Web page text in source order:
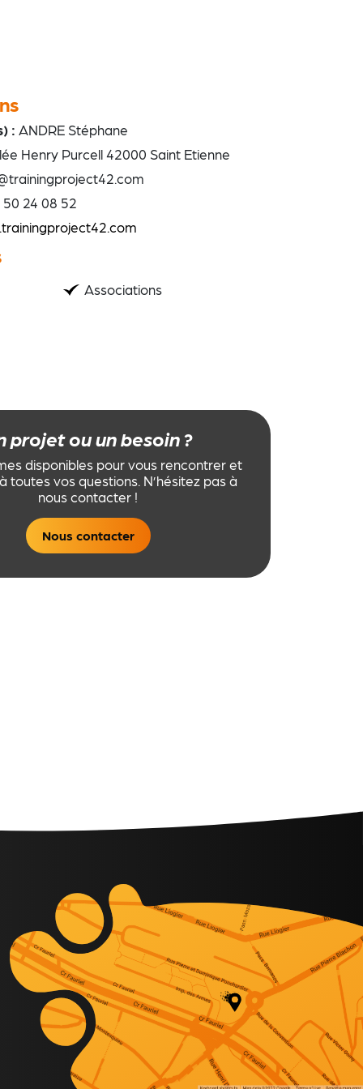
: ANDRE Stéphane
Henry Purcell 42000 Saint Etienne
24 08 52
Associations
projet ou un besoin ?
disponibles pour vous rencontrer et
toutes vos questions. N’hésitez pas à
nous contacter !
Nous contacter